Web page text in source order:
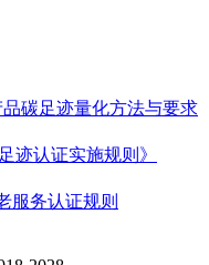
品碳足迹量化方法与要求
迹认证实施规则》
服务认证规则